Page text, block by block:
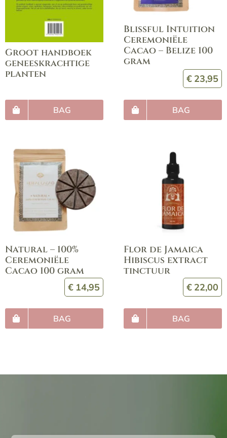
Groot handboek
geneeskrachtige
planten
BAG
Blissful Intuition
Ceremoniële
Cacao – Belize 100
gram
€ 23,95
BAG
Natural – 100%
Ceremoniële
Cacao 100 gram
€ 14,95
BAG
Flor de Jamaica
Hibiscus extract
tinctuur
€ 22,00
BAG